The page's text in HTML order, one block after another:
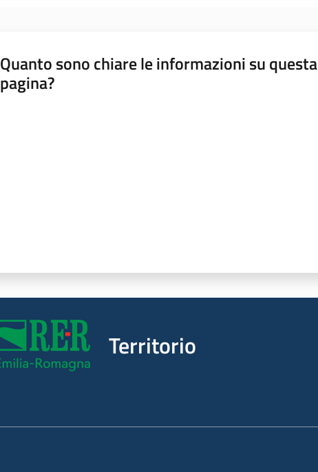
Quanto sono chiare le informazioni su questa
pagina?
Territorio